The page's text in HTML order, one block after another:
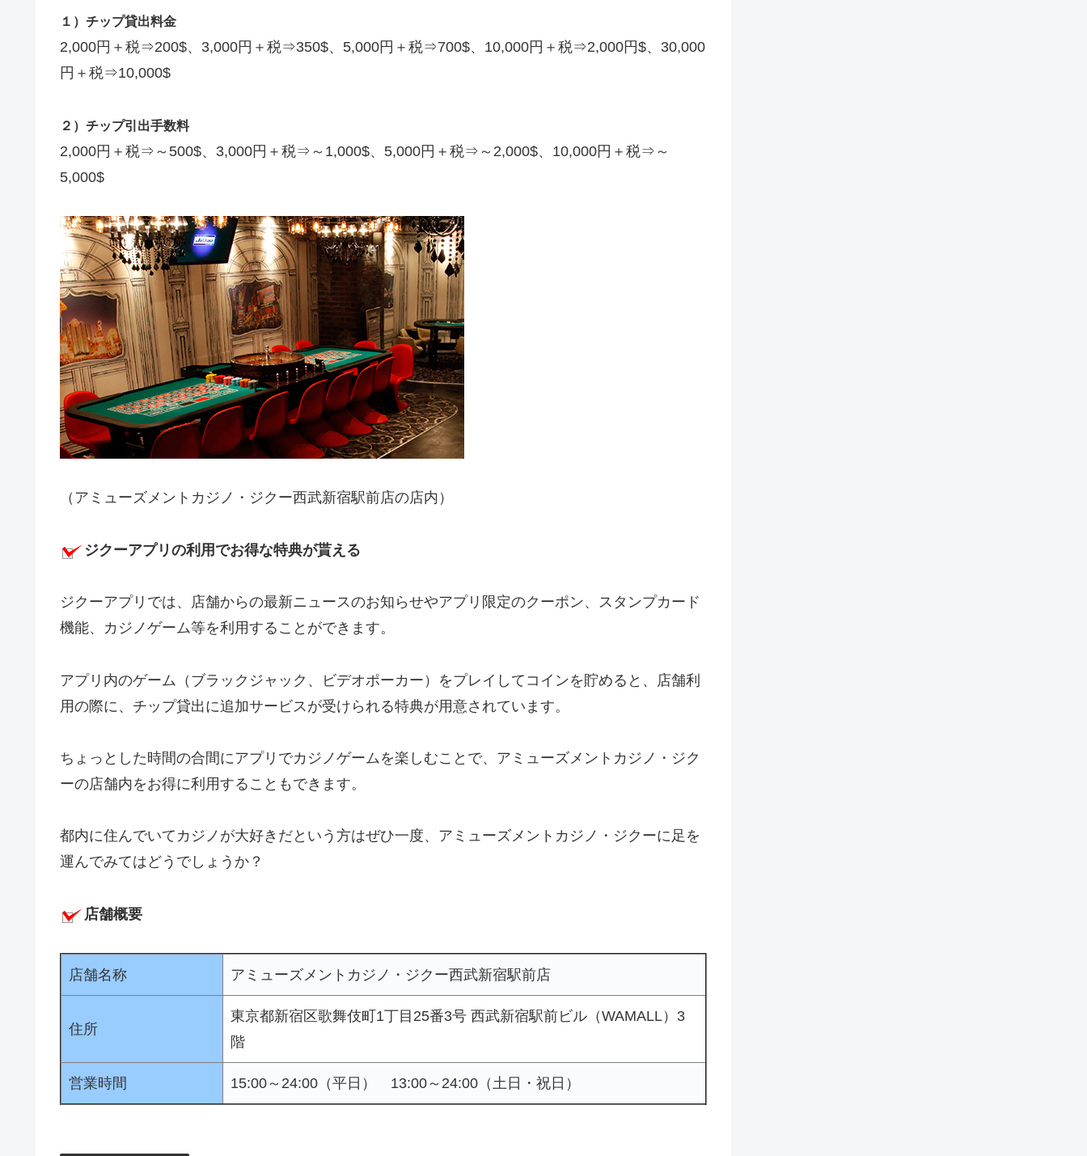
１）チップ貸出料金
2,000円＋税⇒200$、3,000円＋税⇒350$、5,000円＋税⇒700$、10,000円＋税⇒2,000円$、30,000
円＋税⇒10,000$
２）チップ引出手数料
2,000円＋税⇒～500$、3,000円＋税⇒～1,000$、5,000円＋税⇒～2,000$、10,000円＋税⇒～
5,000$
（アミューズメントカジノ・ジクー西武新宿駅前店の店内）
ジクーアプリの利用でお得な特典が貰える
ジクーアプリでは、店舗からの最新ニュースのお知らせやアプリ限定のクーポン、スタンプカード
機能、カジノゲーム等を利用することができます。
アプリ内のゲーム（ブラックジャック、ビデオポーカー）をプレイしてコインを貯めると、店舗利
用の際に、チップ貸出に追加サービスが受けられる特典が用意されています。
ちょっとした時間の合間にアプリでカジノゲームを楽しむことで、アミューズメントカジノ・ジク
ーの店舗内をお得に利用することもできます。
都内に住んでいてカジノが大好きだという方はぜひ一度、アミューズメントカジノ・ジクーに足を
運んでみてはどうでしょうか？
店舗概要
店舗名称 アミューズメントカジノ・ジクー西武新宿駅前店
住所
東京都新宿区歌舞伎町1丁目25番3号 西武新宿駅前ビル（WAMALL）3
階
営業時間 15:00～24:00（平日） 13:00～24:00（土日・祝日）